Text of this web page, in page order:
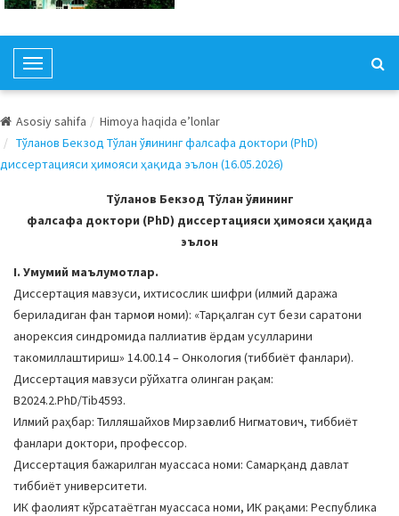
T
o
g
l
e
a
g
a
t
i
o
n
Asosiy sahifa
Himoya haqida e’lonlar
Тўланов Бекзод Тўлан ўғлининг фалсафа доктори (PhD)
диссертацияси ҳимояси ҳақида эълон (16.05.2026)
Тўланов Бекзод Тўлан ўғлининг
фалсафа доктори (PhD) диссертацияси ҳимояси ҳақида
эълон
I. Умумий маълумотлар.
Диссертация мавзуси, ихтисослик шифри (илмий даража
бериладиган фан тармоғи номи): «Тарқалган сут бези саратони
анорексия синдромида паллиатив ёрдам усулларини
такомиллаштириш» 14.00.14 – Онкология (тиббиёт фанлари).
Диссертация мавзуси рўйхатга олинган рақам:
B2024.2.PhD/Tib4593.
Илмий раҳбар: Тилляшайхов Мирзағолиб Нигматович, тиббиёт
фанлари доктори, профессор.
Диссертация бажарилган муассаса номи: Самарқанд давлат
тиббиёт университети.
ИК фаолият кўрсатаётган муассаса номи, ИК рақами: Республика